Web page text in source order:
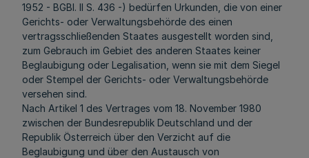
1952 - BGBl. II S. 436 -) bedürfen Urkunden, die von einer
Gerichts- oder Verwaltungsbehörde des einen
vertragsschließenden Staates ausgestellt worden sind,
zum Gebrauch im Gebiet des anderen Staates keiner
Beglaubigung oder Legalisation, wenn sie mit dem Siegel
oder Stempel der Gerichts- oder Verwaltungsbehörde
versehen sind.
Nach Artikel 1 des Vertrages vom 18. November 1980
zwischen der Bundesrepublik Deutschland und der
Republik Österreich über den Verzicht auf die
Beglaubigung und über den Austausch von